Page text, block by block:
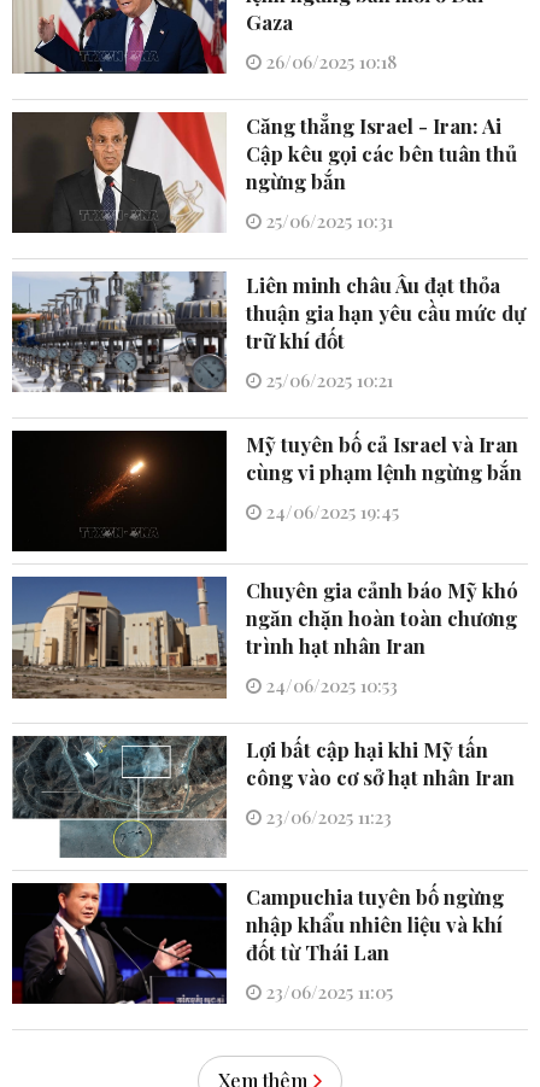
Gaza
26/06/2025 10:18
Căng thẳng Israel - Iran: Ai
Cập kêu gọi các bên tuân thủ
ngừng bắn
25/06/2025 10:31
Liên minh châu Âu đạt thỏa
thuận gia hạn yêu cầu mức dự
trữ khí đốt
25/06/2025 10:21
Mỹ tuyên bố cả Israel và Iran
cùng vi phạm lệnh ngừng bắn
24/06/2025 19:45
Chuyên gia cảnh báo Mỹ khó
ngăn chặn hoàn toàn chương
trình hạt nhân Iran
24/06/2025 10:53
Lợi bất cập hại khi Mỹ tấn
công vào cơ sở hạt nhân Iran
23/06/2025 11:23
Campuchia tuyên bố ngừng
nhập khẩu nhiên liệu và khí
đốt từ Thái Lan
23/06/2025 11:05
Xem thêm